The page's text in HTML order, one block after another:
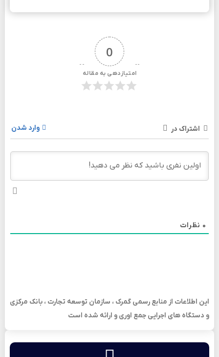
0
امتیازدهی به مقاله
اشتراک در وارد شدن
0 نظرات
این اطلاعات از منابع رسمی گمرک ، سازمان توسعه تجارت ، بانک مرکزی
و دستگاه های اجرایی جمع اوری و ارائه شده است